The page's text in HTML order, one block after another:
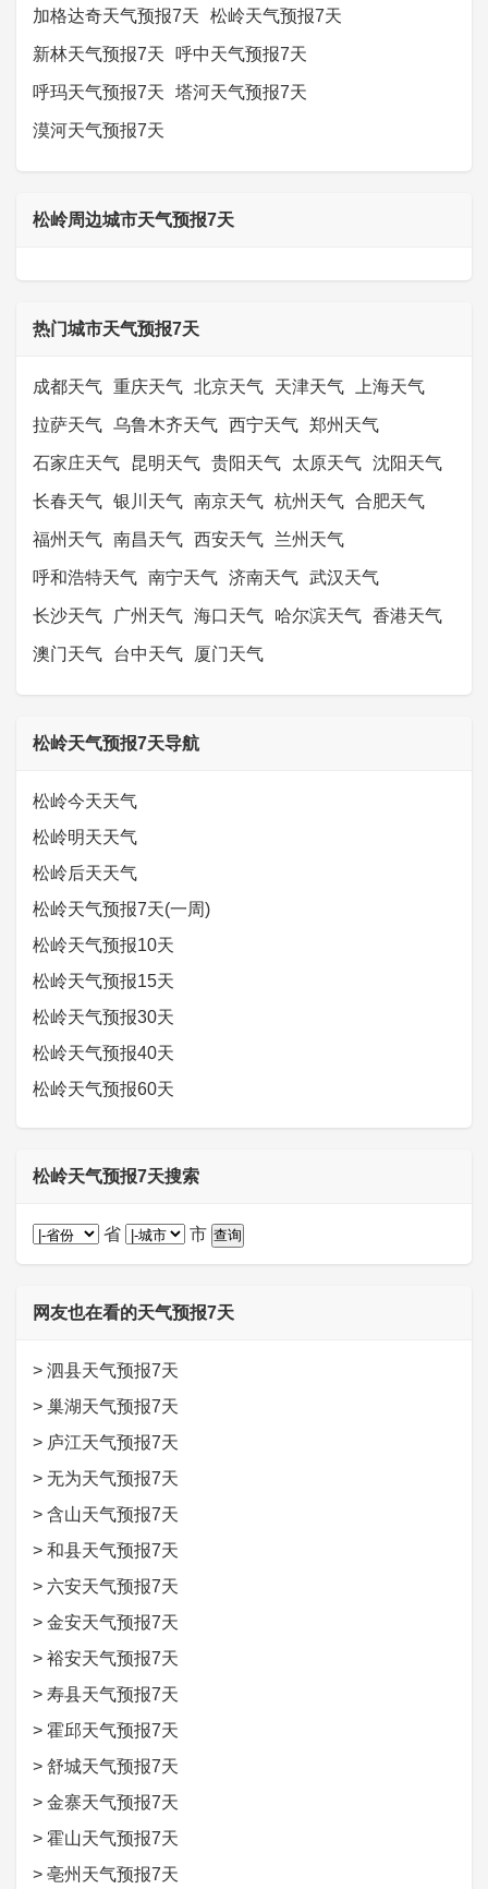
加格达奇天气预报7天 松岭天气预报7天
新林天气预报7天 呼中天气预报7天
呼玛天气预报7天 塔河天气预报7天
漠河天气预报7天
松岭周边城市天气预报7天
热门城市天气预报7天
成都天气 重庆天气 北京天气 天津天气 上海天气
拉萨天气 乌鲁木齐天气 西宁天气 郑州天气
石家庄天气 昆明天气 贵阳天气 太原天气 沈阳天气
长春天气 银川天气 南京天气 杭州天气 合肥天气
福州天气 南昌天气 西安天气 兰州天气
呼和浩特天气 南宁天气 济南天气 武汉天气
长沙天气 广州天气 海口天气 哈尔滨天气 香港天气
澳门天气 台中天气 厦门天气
松岭天气预报7天导航
松岭今天天气
松岭明天天气
松岭后天天气
松岭天气预报7天(一周)
松岭天气预报10天
松岭天气预报15天
松岭天气预报30天
松岭天气预报40天
松岭天气预报60天
松岭天气预报7天搜索
省 市
网友也在看的天气预报7天
> 泗县天气预报7天
> 巢湖天气预报7天
> 庐江天气预报7天
> 无为天气预报7天
> 含山天气预报7天
> 和县天气预报7天
> 六安天气预报7天
> 金安天气预报7天
> 裕安天气预报7天
> 寿县天气预报7天
> 霍邱天气预报7天
> 舒城天气预报7天
> 金寨天气预报7天
> 霍山天气预报7天
> 亳州天气预报7天